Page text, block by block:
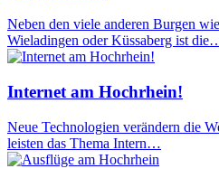
Neben den viele anderen Burgen
Wieladingen oder Küssaberg ist
Internet am Hochrhein!
Neue Technologien verändern die
leisten das Thema Intern…